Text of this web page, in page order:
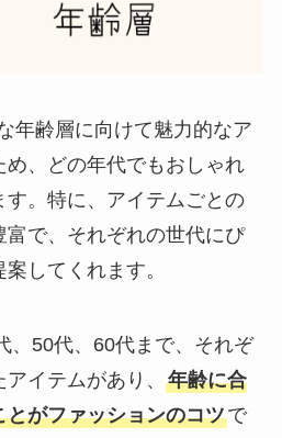
年齢層に向けて魅力的なア
め、どの年代でもおしゃれ
す。特に、アイテムごとの
富で、それぞれの世代にぴ
してくれます。
、50代、60代まで、それぞ
イテムがあり、 年齢に合
がファッションのコツで